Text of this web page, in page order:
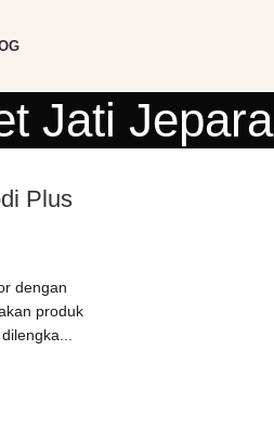
Jati Jepara
Plus
dengan
produk